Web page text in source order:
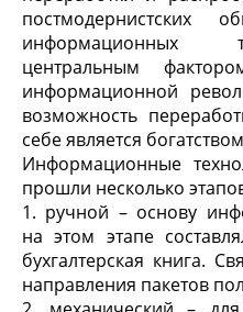
постмодернистских
информационных
центральным
информационной
возможность
себе является богатством
Информационные
прошли несколько
1. ручной – основу
на этом этапе
бухгалтерская книга.
направления пакетов